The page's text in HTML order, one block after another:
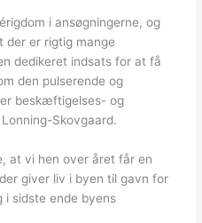
i ansøgningerne, og
der er rigtig mange
dedikeret indsats for at få
den pulserende og
beskæftigelses- og
Skovgaard.
at vi hen over året får en
giver liv i byen til gavn for
i sidste ende byens